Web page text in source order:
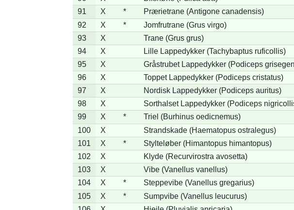
91
X * Prærietrane (Antigone canadensis)
92
X * Jomfrutrane (Grus virgo)
93
X
Trane (Grus grus)
94
X
Lille Lappedykker (Tachybaptus ruficollis)
95
X
Gråstrubet Lappedykker (Podiceps
96
X
Toppet Lappedykker (Podiceps cristatus)
97
X Nordisk Lappedykker (Podiceps auritus)
98
X Sorthalset Lappedykker (Podiceps
99
X * Triel (Burhinus oedicnemus)
100
X
Strandskade (Haematopus ostralegus)
101
X * Stylteløber (Himantopus himantopus)
102
X
Klyde (Recurvirostra avosetta)
103
X
Vibe (Vanellus vanellus)
104
X * Steppevibe (Vanellus gregarius)
105
X * Sumpvibe (Vanellus leucurus)